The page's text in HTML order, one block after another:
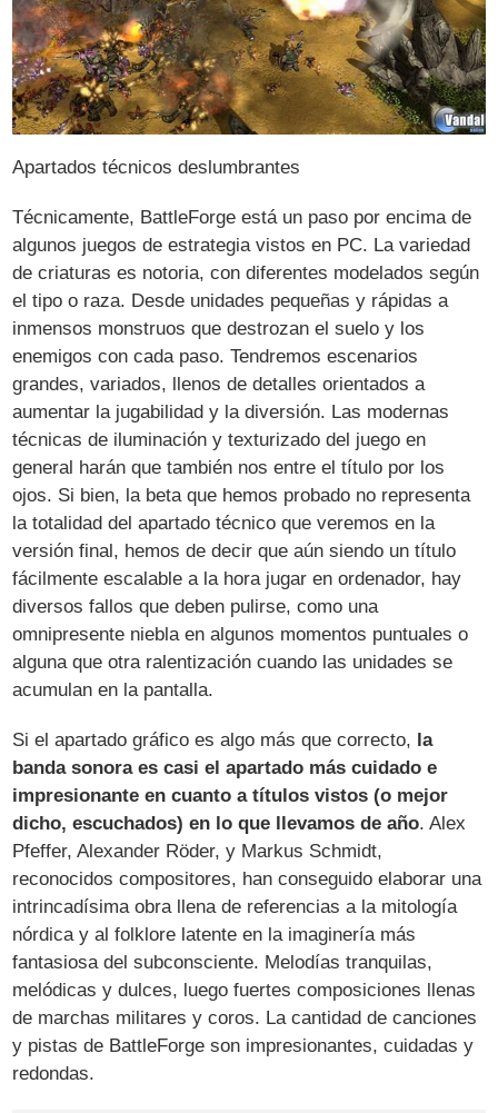
Apartados técnicos deslumbrantes
Técnicamente, BattleForge está un paso por encima de
algunos juegos de estrategia vistos en PC. La variedad
de criaturas es notoria, con diferentes modelados según
el tipo o raza. Desde unidades pequeñas y rápidas a
inmensos monstruos que destrozan el suelo y los
enemigos con cada paso. Tendremos escenarios
grandes, variados, llenos de detalles orientados a
aumentar la jugabilidad y la diversión. Las modernas
técnicas de iluminación y texturizado del juego en
general harán que también nos entre el título por los
ojos. Si bien, la beta que hemos probado no representa
la totalidad del apartado técnico que veremos en la
versión final, hemos de decir que aún siendo un título
fácilmente escalable a la hora jugar en ordenador, hay
diversos fallos que deben pulirse, como una
omnipresente niebla en algunos momentos puntuales o
alguna que otra ralentización cuando las unidades se
acumulan en la pantalla.
Si el apartado gráfico es algo más que correcto, la
banda sonora es casi el apartado más cuidado e
impresionante en cuanto a títulos vistos (o mejor
dicho, escuchados) en lo que llevamos de año. Alex
Pfeffer, Alexander Röder, y Markus Schmidt,
reconocidos compositores, han conseguido elaborar una
intrincadísima obra llena de referencias a la mitología
nórdica y al folklore latente en la imaginería más
fantasiosa del subconsciente. Melodías tranquilas,
melódicas y dulces, luego fuertes composiciones llenas
de marchas militares y coros. La cantidad de canciones
y pistas de BattleForge son impresionantes, cuidadas y
redondas.